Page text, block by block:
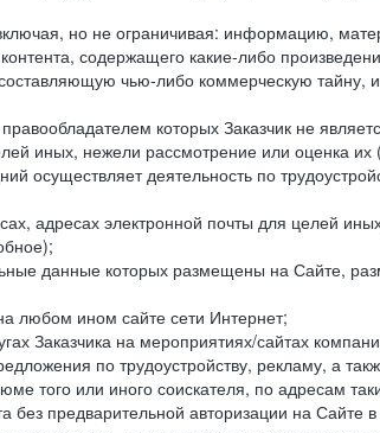
но не ограничивая: информацию,
содержащего какие-либо
чью-либо коммерческую тайну,
которых Заказчик не
иных, нежели рассмотрение или оценка
осуществляет деятельность по
адресах электронной почты для целей
данные которых размещены на Сайте,
любом ином сайте сети Интернет;
Заказчика на мероприятиях/сайтах
по трудоустройству, рекламу, а
того или иного соискателя, по адресам
предварительной авторизации на Сайте в